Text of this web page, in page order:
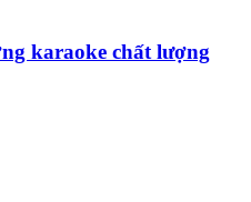
karaoke chất lượng